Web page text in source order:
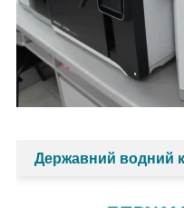
Державний водний